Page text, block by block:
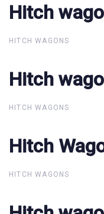
Hitch
Hitch
HITCH WAGONS
Hitch
Hitch
HITCH WAGONS
Hitch
Hitch
HITCH WAGONS